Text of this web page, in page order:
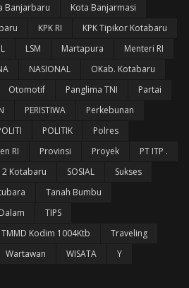
Banjarbaru
Kota Banjarmasi
KPK RI
KPK Tipikor Kotabaru
L LSM Martapura
Menteri RI
NASIONAL
OKab. Kotabaru
Otomotif Panglima TNI
Partai
PERISTIWA
Perkebunan
POLITIK
Polres
RI Provinsi Proyek
PT ITP .
2 Kotabaru SOSIAL
Sukses
Tanah Bumbu
TIPS
TMMD Kodim 1004Ktb
Traveling
Wartawan WISATA
Y